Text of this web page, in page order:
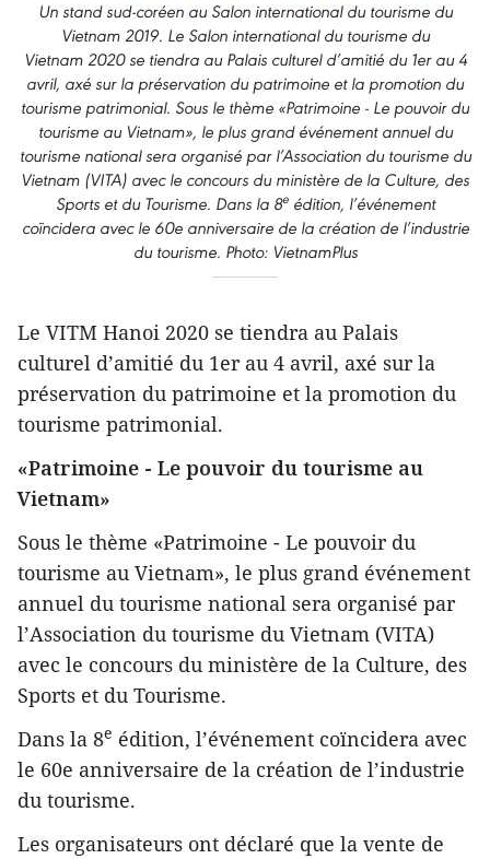
Un stand sud-coréen au Salon international du tourisme du
Vietnam 2019. Le Salon international du tourisme du
Vietnam 2020 se tiendra au Palais culturel d’amitié du 1er au 4
avril, axé sur la préservation du patrimoine et la promotion du
tourisme patrimonial. Sous le thème «Patrimoine - Le pouvoir du
tourisme au Vietnam», le plus grand événement annuel du
tourisme national sera organisé par l’Association du tourisme du
Vietnam (VITA) avec le concours du ministère de la Culture, des
Sports et du Tourisme. Dans la 8eédition, l’événement
coïncidera avec le 60e anniversaire de la création de l’industrie
du tourisme. Photo: VietnamPlus
Le VITM Hanoi 2020 se tiendra au Palais
culturel d’amitié du 1er au 4 avril, axé sur la
préservation du patrimoine et la promotion du
tourisme patrimonial.
«Patrimoine - Le pouvoir du tourisme au
Vietnam»
Sous le thème «Patrimoine - Le pouvoir du
tourisme au Vietnam», le plus grand événement
annuel du tourisme national sera organisé par
l’Association du tourisme du Vietnam (VITA)
avec le concours du ministère de la Culture, des
Sports et du Tourisme.
Dans la 8e édition, l’événement coïncidera avec
le 60e anniversaire de la création de l’industrie
du tourisme.
Les organisateurs ont déclaré que la vente de